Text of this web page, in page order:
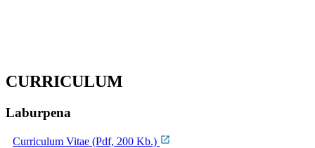
CURRICULUM
Laburpena
Curriculum Vitae (Pdf, 200 Kb.)